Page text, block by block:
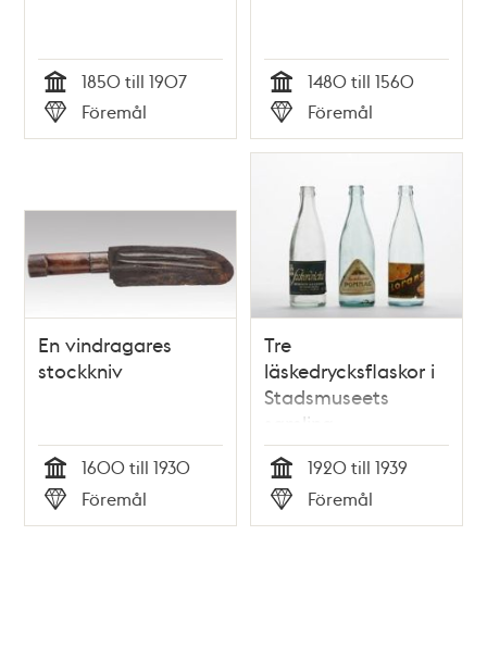
Tid
1850 till 1907
Typ
Föremål Tid
1480 till 1560
Typ
Föremål
En vindragares
stockkniv
Tid
1600 till 1930
Typ
Föremål
Tre
läskedrycksflaskor i
Stadsmuseets
samling
Tid
1920 till 1939
Typ
Föremål